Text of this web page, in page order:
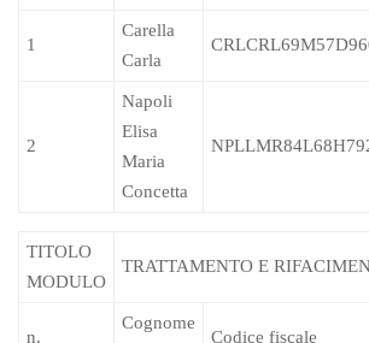
1
Carella
Carla
2
Napoli
Elisa
Maria
Concetta
TITOLO
MODULO
TRATTAMENTO E
n.
Cognome
Codice fiscale